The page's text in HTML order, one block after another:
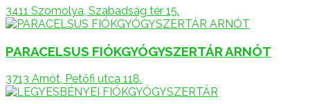
3411 Szomolya, Szabadság tér 15.
PARACELSUS FIÓKGYÓGYSZERTÁR ARNÓT
3713 Arnót, Petőfi utca 118.